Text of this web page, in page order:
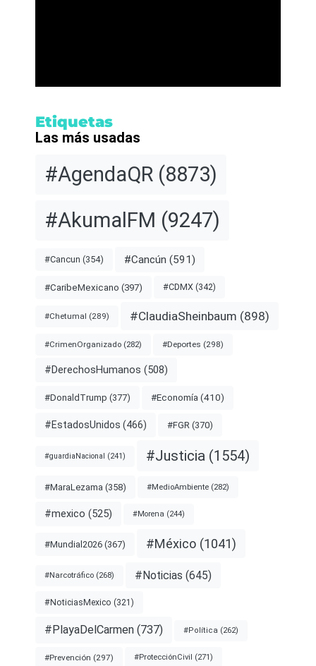
Etiquetas
Las más usadas
#AgendaQR (8873)
#AkumalFM (9247)
#Cancun (354) #Cancún (591)
#CaribeMexicano (397) #CDMX (342)
#Chetumal (289) #ClaudiaSheinbaum (898)
#CrimenOrganizado (282) #Deportes (298)
#DerechosHumanos (508)
#DonaldTrump (377) #Economía (410)
#EstadosUnidos (466) #FGR (370)
#guardiaNacional (241) #Justicia (1554)
#MaraLezama (358) #MedioAmbiente (282)
#mexico (525) #Morena (244)
#Mundial2026 (367) #México (1041)
#Narcotráfico (268) #Noticias (645)
#NoticiasMexico (321)
#PlayaDelCarmen (737) #Política (262)
#Prevención (297) #ProtecciónCivil (271)